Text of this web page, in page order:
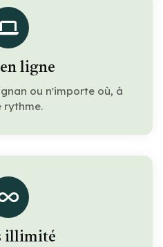
ligne
ou n'importe où, à
rythme.
illimité